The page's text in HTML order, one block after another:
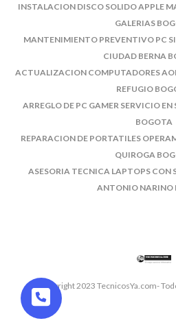
INSTALACION DISCO SOLIDO APPLE
GALERIAS
MANTENIMIENTO PREVENTIVO PC
CIUDAD BERNA
ACTUALIZACION COMPUTADORES
REFUGIO
ARREGLO DE PC GAMER SERVICIO
BOGOTA
REPARACION DE PORTATILES
QUIROGA
ASESORIA TECNICA LAPTOPS CON
ANTONIO NARINO
© Copyright 2023 TecnicosYa.com-